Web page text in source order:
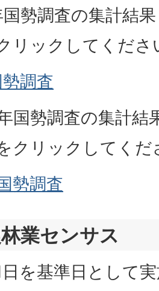
勢調査の集計結
リックしてくださ
調査
国勢調査の集計結
クリックしてくだ
勢調査
業センサス
を基準日として